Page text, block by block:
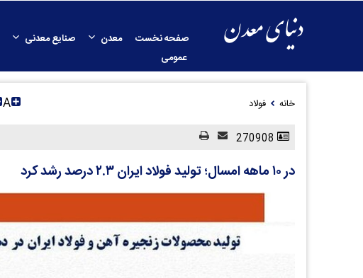
صفحه نخست معدن صنایع معدنی
عمومی
خانه فولاد A
در ۱۰ ماهه امسال؛ تولید فولاد ایران ۲.۳ درصد رشد کرد